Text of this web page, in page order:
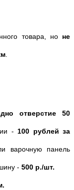
товара, но не
отверстие 50
- 100 рублей за
варочную панель
- 500 р./шт.